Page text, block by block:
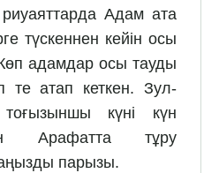
Адам ата
түскеннен кейін осы
адамдар осы тауды
те атап кеткен. Зул-
күні күн
Арафатта тұру
парызы.